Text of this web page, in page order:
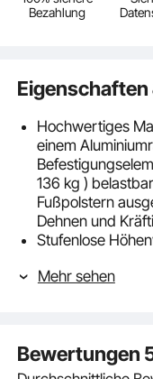
Bezahlung
Eigenschaften
Hochwertiges
einem
136 kg )
Fußpolstern
Dehnen und
Stufenlose
Ballettstange
Holzstangen,
Hochwertiges
Tanzstange hat
Mehr sehen
Bewertungen